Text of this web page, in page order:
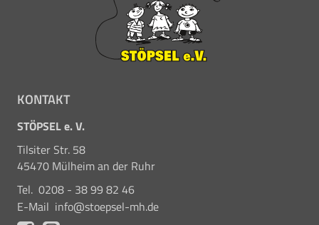
KONTAKT
STÖPSEL e. V.
Tilsiter Str. 58
45470 Mülheim an der Ruhr
Tel. 0208 - 38 99 82 46
E-Mail info@stoepsel-mh.de